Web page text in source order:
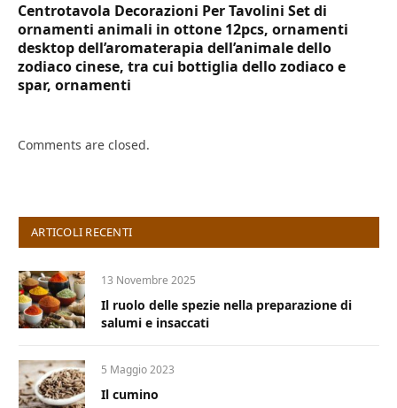
Centrotavola Decorazioni Per Tavolini Set di
ornamenti animali in ottone 12pcs, ornamenti
desktop dell’aromaterapia dell’animale dello
zodiaco cinese, tra cui bottiglia dello zodiaco e
spar, ornamenti
Comments are closed.
ARTICOLI RECENTI
13 Novembre 2025
Il ruolo delle spezie nella preparazione di
salumi e insaccati
5 Maggio 2023
Il cumino